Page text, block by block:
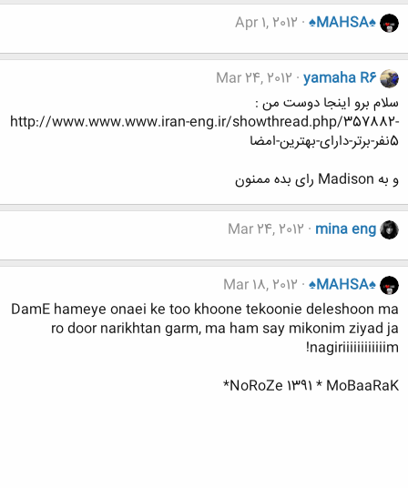
♠MAHSA♠
Apr 1, 2012
yamaha R6
Mar 24, 2012
سلام برو اینجا دوست من :
http://www.www.www.iran-eng.ir/showthread.php/357882-
5نفر-برتر-دارای-بهترین-امضا
و به Madison رای بده ممنون
mina eng
Mar 24, 2012
♠MAHSA♠
Mar 18, 2012
DamE hameye onaei ke too khoone tekoonie deleshoon ma
ro door narikhtan garm, ma ham say mikonim ziyad ja
nagiriiiiiiiiiiiim!
NoRoZe 1391 * MoBaaRaK*